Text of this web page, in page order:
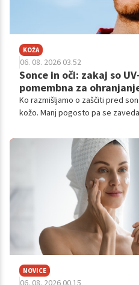
KOŽA
06. 08. 2026 03.52
Sonce in oči: zakaj so
pomembna za
Ko razmišljamo o zaščiti pred
kožo. Manj pogosto pa se
NOVICE
06. 08. 2026 00.15